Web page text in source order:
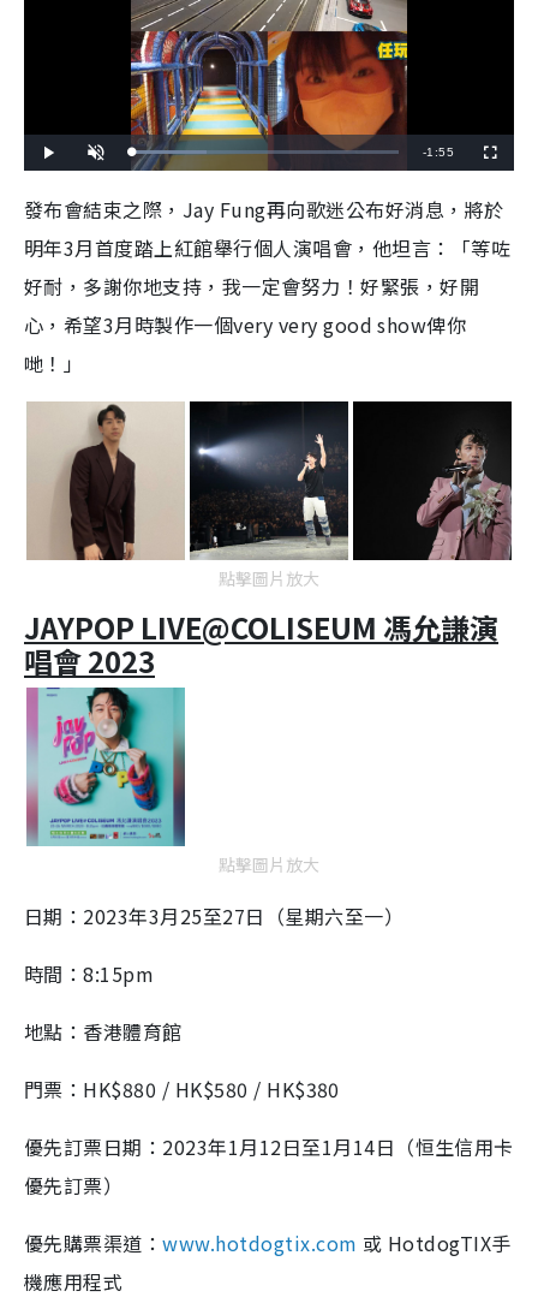
l
n
t
e
L
o
d
2
8
1
7
R
a
n
n
i
m
-1:55
u
s
c
e
e
發布會結束之際，Jay Fung再向歌迷公布好消息，將於
明年3月首度踏上紅館舉行個人演唱會，他坦言：「等咗
好耐，多謝你地支持，我一定會努力！好緊張，好開
心，希望3月時製作一個very very good show俾你
哋！」
點擊圖片放大
JAYPOP LIVE@COLISEUM 馮允謙演
唱會 2023
點擊圖片放大
日期：2023年3月25至27日（星期六至一）
時間：8:15pm
地點：香港體育館
門票：HK$880 / HK$580 / HK$380
優先訂票日期：2023年1月12日至1月14日（恒生信用卡
優先訂票）
優先購票渠道：www.hotdogtix.com 或 HotdogTIX手
機應用程式